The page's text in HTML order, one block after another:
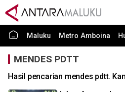
Maluku Metro Amboina
MENDES PDTT
Hasil pencarian mendes pdtt.